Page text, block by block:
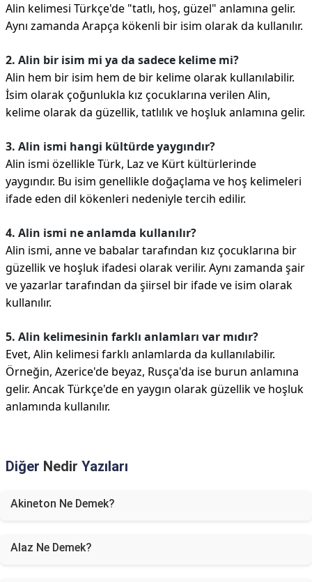
Alin kelimesi Türkçe'de "tatlı, hoş, güzel" anlamına gelir.
Aynı zamanda Arapça kökenli bir isim olarak da kullanılır.
2. Alin bir isim mi ya da sadece kelime mi?
Alin hem bir isim hem de bir kelime olarak kullanılabilir.
İsim olarak çoğunlukla kız çocuklarına verilen Alin,
kelime olarak da güzellik, tatlılık ve hoşluk anlamına gelir.
3. Alin ismi hangi kültürde yaygındır?
Alin ismi özellikle Türk, Laz ve Kürt kültürlerinde
yaygındır. Bu isim genellikle doğaçlama ve hoş kelimeleri
ifade eden dil kökenleri nedeniyle tercih edilir.
4. Alin ismi ne anlamda kullanılır?
Alin ismi, anne ve babalar tarafından kız çocuklarına bir
güzellik ve hoşluk ifadesi olarak verilir. Aynı zamanda şair
ve yazarlar tarafından da şiirsel bir ifade ve isim olarak
kullanılır.
5. Alin kelimesinin farklı anlamları var mıdır?
Evet, Alin kelimesi farklı anlamlarda da kullanılabilir.
Örneğin, Azerice'de beyaz, Rusça'da ise burun anlamına
gelir. Ancak Türkçe'de en yaygın olarak güzellik ve hoşluk
anlamında kullanılır.
Diğer Nedir Yazıları
Akineton Ne Demek?
Alaz Ne Demek?